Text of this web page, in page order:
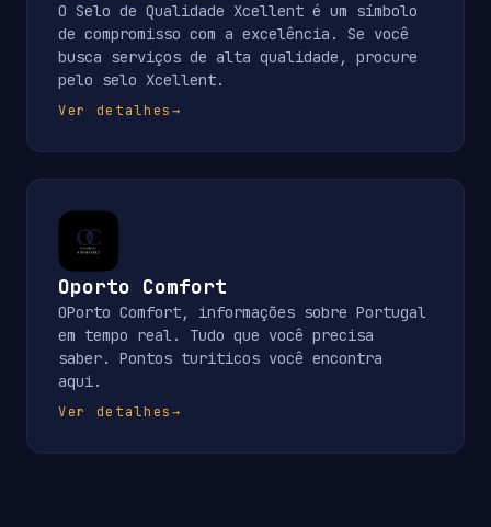
O Selo de Qualidade Xcellent é um símbolo
de compromisso com a excelência. Se você
busca serviços de alta qualidade, procure
pelo selo Xcellent.
Ver detalhes→
Oporto Comfort
OPorto Comfort, informações sobre Portugal
em tempo real. Tudo que você precisa
saber. Pontos turiticos você encontra
aqui.
Ver detalhes→